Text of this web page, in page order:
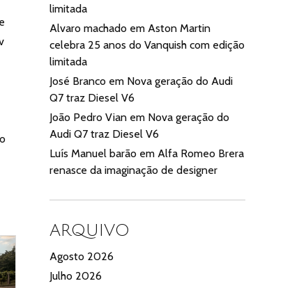
limitada
Alvaro machado emAston Martin
celebra 25 anos do Vanquish com edição
limitada
José Branco em Nova geração do Audi
Q7 traz Diesel V6
João Pedro Vian em Nova geração do
Audi Q7 traz Diesel V6
Luís Manuel barão emAlfa Romeo Brera
renasce da imaginação de designer
ARQUIVO
Agosto 2026
Julho 2026